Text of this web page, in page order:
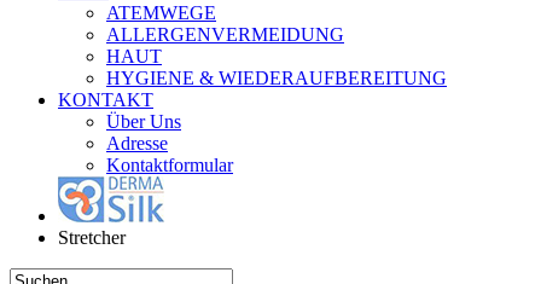
ATEMWEGE
ALLERGENVERMEIDUNG
HAUT
HYGIENE & WIEDERAUFBEREITUNG
KONTAKT
Über Uns
Adresse
Kontaktformular
Stretcher